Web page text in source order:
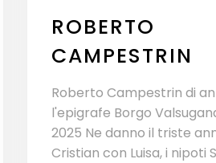
ROBERTO
CAMPESTRIN
Roberto Campestrin di
l'epigrafe Borgo
2025 Ne danno il triste
Cristian con Luisa, i nipoti